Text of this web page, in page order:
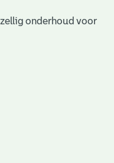
onderhoud voor